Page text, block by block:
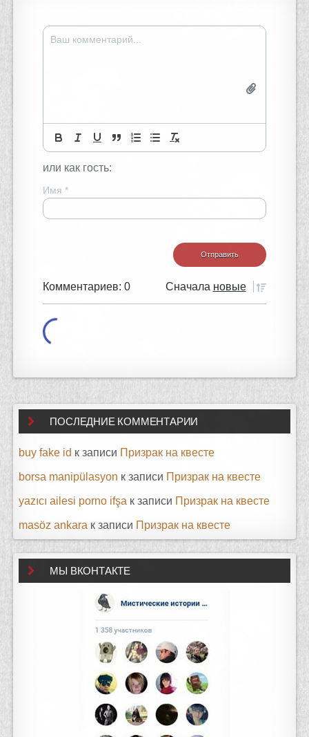
или как гость:
Имя *
Комментариев: 0 Сначала новые
ПОСЛЕДНИЕ КОММЕНТАРИИ
buy fake id к записи Призрак на квесте
borsa manipülasyon к записи Призрак на квесте
yazıcı ailesi porno ifşa к записи Призрак на квесте
masöz ankara к записи Призрак на квесте
МЫ ВКОНТАКТЕ